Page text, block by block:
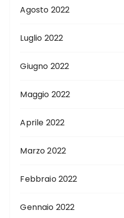
Agosto 2022
Luglio 2022
Giugno 2022
Maggio 2022
Aprile 2022
Marzo 2022
Febbraio 2022
Gennaio 2022